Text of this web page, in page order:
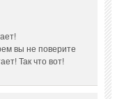
вы не поверите
Так что вот!